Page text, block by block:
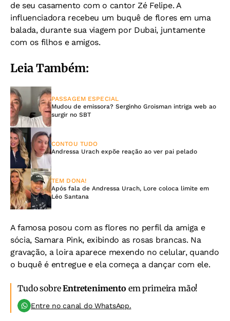
de seu casamento com o cantor Zé Felipe. A
influenciadora recebeu um buquê de flores em uma
balada, durante sua viagem por Dubai, juntamente
com os filhos e amigos.
Leia Também:
PASSAGEM ESPECIAL
Mudou de emissora? Serginho Groisman intriga web ao
surgir no SBT
CONTOU TUDO
Andressa Urach expõe reação ao ver pai pelado
TEM DONA!
Após fala de Andressa Urach, Lore coloca limite em
Léo Santana
A famosa posou com as flores no perfil da amiga e
sócia, Samara Pink, exibindo as rosas brancas. Na
gravação, a loira aparece mexendo no celular, quando
o buquê é entregue e ela começa a dançar com ele.
Tudo sobreEntretenimento em primeira mão!
Entre no canal do WhatsApp.